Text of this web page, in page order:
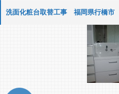
洗面化粧台取替工事 福岡県行橋市